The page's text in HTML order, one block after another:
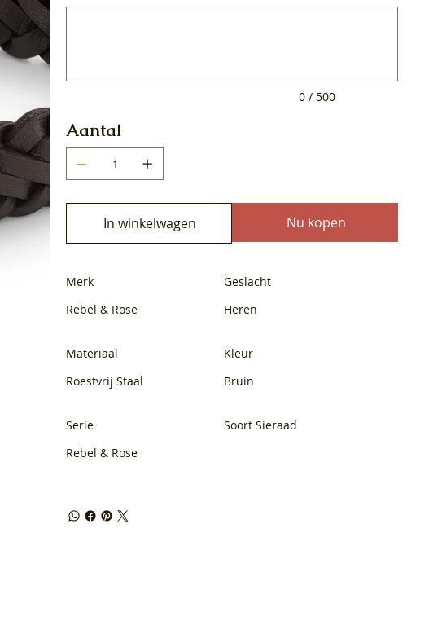
0 / 500
Aantal
In winkelwagen Nu kopen
Merk
Rebel & Rose
Geslacht
Heren
Materiaal
Roestvrij Staal
Kleur
Bruin
Serie
Rebel & Rose
Soort Sieraad